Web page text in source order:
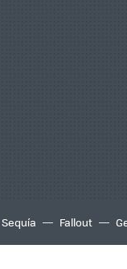
Sequía Fallout